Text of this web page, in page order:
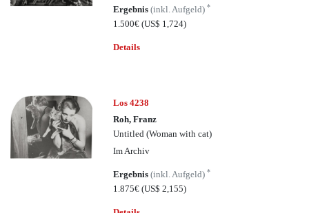
Ergebnis(inkl. Aufgeld)*
1.500€(US$ 1,724)
Details
Los 4238
Roh, Franz
Untitled (Woman with cat)
Im Archiv
Ergebnis(inkl. Aufgeld)*
1.875€(US$ 2,155)